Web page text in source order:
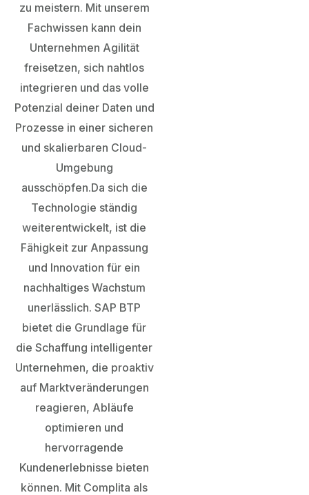
zu meistern. Mit unserem
Fachwissen kann dein
Unternehmen Agilität
freisetzen, sich nahtlos
integrieren und das volle
Potenzial deiner Daten und
Prozesse in einer sicheren
und skalierbaren Cloud-
Umgebung
ausschöpfen.Da sich die
Technologie ständig
weiterentwickelt, ist die
Fähigkeit zur Anpassung
und Innovation für ein
nachhaltiges Wachstum
unerlässlich. SAP BTP
bietet die Grundlage für
die Schaffung intelligenter
Unternehmen, die proaktiv
auf Marktveränderungen
reagieren, Abläufe
optimieren und
hervorragende
Kundenerlebnisse bieten
können. Mit Complita als